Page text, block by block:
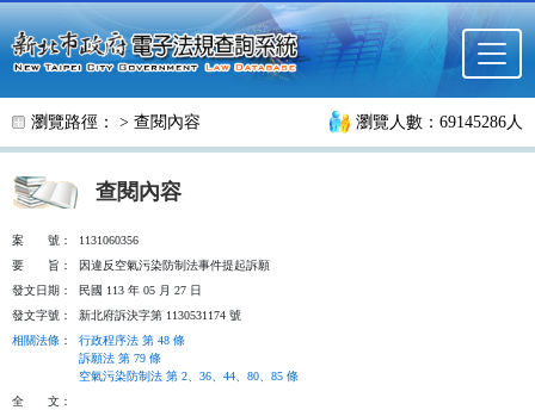
跳至主要內容
瀏覽路徑： > 查閱內容 瀏覽人數：69145286人
查閱內容
案 號：
1131060356
要
旨：
因違反空氣污染防制法事件提起訴願
發文日期：
民國 113 年 05 月 27 日
發文字號：
新北府訴決字第 1130531174 號
相關法條 ：
行政程序法 第 48 條
訴願法 第 79 條
空氣污染防制法 第 2、36、44、80、85 條
全
文：